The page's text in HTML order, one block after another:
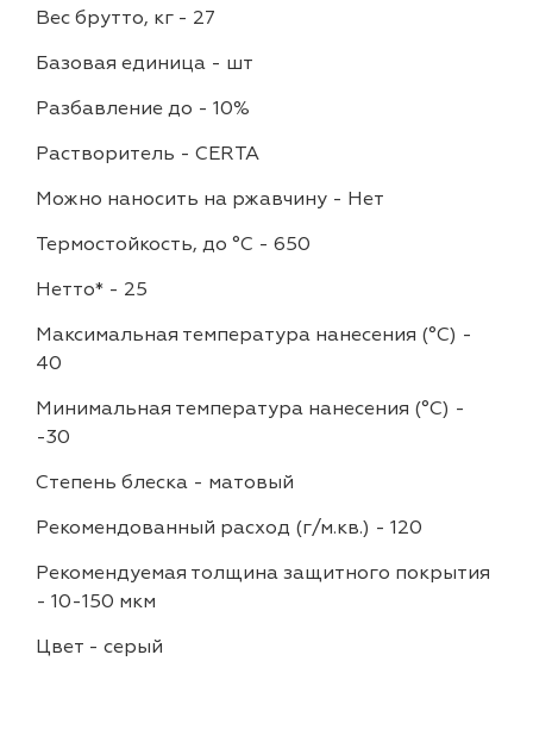
Вес брутто, кг - 27
Базовая единица - шт
Разбавление до - 10%
Растворитель - CERTA
Можно наносить на ржавчину - Нет
Термостойкость, до °C - 650
Нетто* - 25
Максимальная температура нанесения (°С) -
40
Минимальная температура нанесения (°С) -
-30
Степень блеска - матовый
Рекомендованный расход (г/м.кв.) - 120
Рекомендуемая толщина защитного покрытия
- 10-150 мкм
Цвет - серый